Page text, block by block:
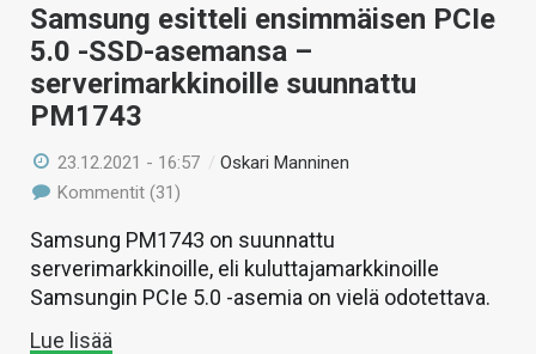
Samsung esitteli ensimmäisen PCIe
5.0 -SSD-asemansa –
serverimarkkinoille suunnattu
PM1743
23.12.2021 - 16:57 /Oskari Manninen
Kommentit (31)
Samsung PM1743 on suunnattu
serverimarkkinoille, eli kuluttajamarkkinoille
Samsungin PCIe 5.0 -asemia on vielä odotettava.
Lue lisää